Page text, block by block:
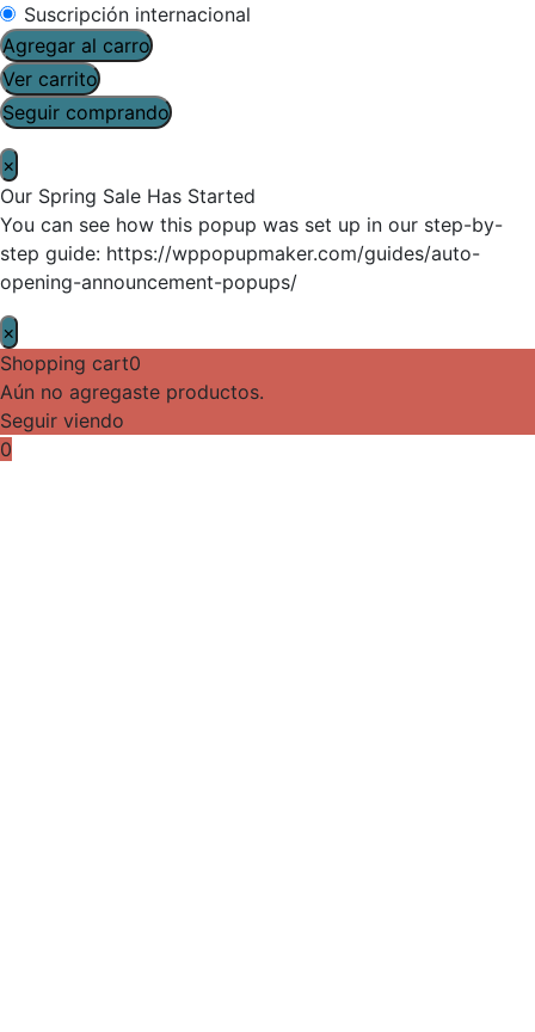
Suscripción internacional
Agregar al carro
Ver carrito
Seguir comprando
×
Our Spring Sale Has Started
You can see how this popup was set up in our step-by-
step guide: https://wppopupmaker.com/guides/auto-
opening-announcement-popups/
×
Shopping cart0
Aún no agregaste productos.
Seguir viendo
0